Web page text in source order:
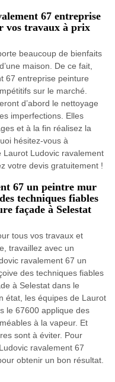
67 entreprise
vos travaux à prix
beaucoup de bienfaits
maison. De ce fait,
67 entreprise peinture
sur le marché.
d’abord le nettoyage
imperfections. Elles
et à la fin réalisez la
hésitez-vous à
Laurot Ludovic ravalement
votre devis gratuitement !
67 un peintre mur
techniques fiables
façade à Selestat
tous vos travaux et
travaillez avec un
ravalement 67 un
des techniques fiables
à Selestat dans le
état, les équipes de Laurot
le 67600 applique des
à la vapeur. Et
sont à éviter. Pour
ravalement 67
obtenir un bon résultat.